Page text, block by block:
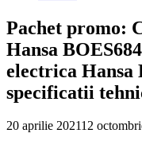
Pachet promo:
Hansa
electrica Hansa
specificatii
20 aprilie 202112